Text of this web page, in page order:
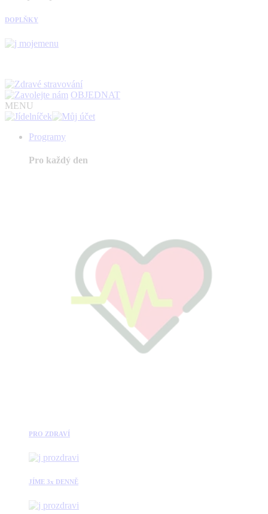
DOPLŇKY
OBJEDNAT
MENU
Programy
Pro každý den
PRO ZDRAVÍ
JÍME 3x DENNĚ